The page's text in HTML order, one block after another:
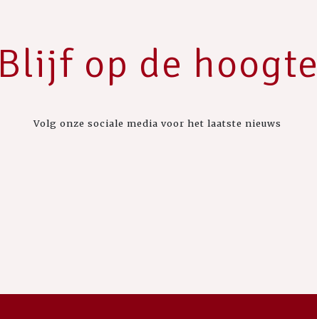
Blijf op de
Volg onze sociale media voor het laatste nieuws